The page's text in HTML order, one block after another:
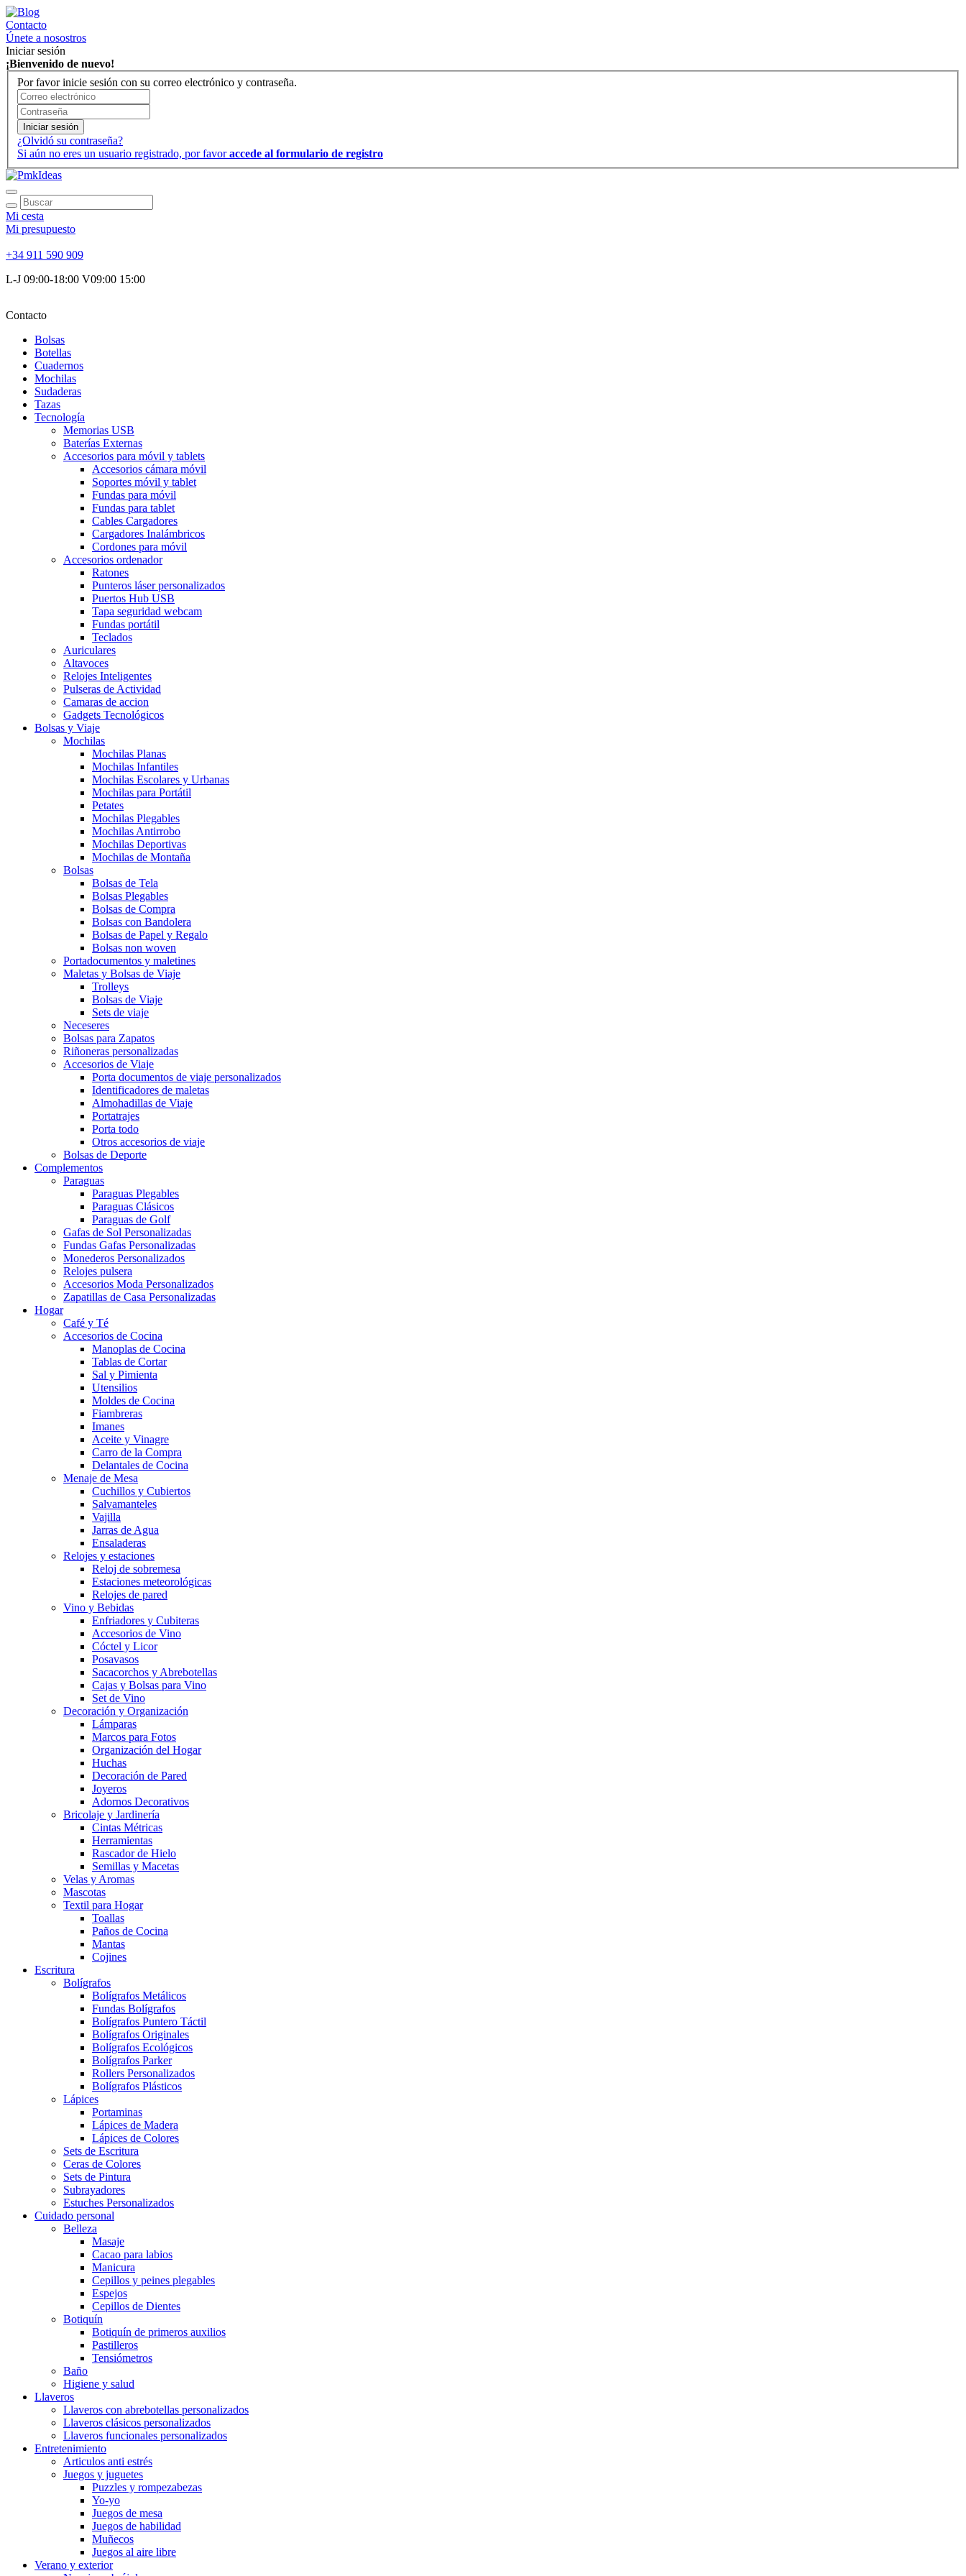
Contacto
Únete a nosostros
Iniciar sesión
¡Bienvenido de nuevo!
Por favor inicie sesión con su correo electrónico y contraseña.
Iniciar sesión
¿Olvidó su contraseña?
Si aún no eres un usuario registrado, por favoraccede al formulario de registro
Mi cesta
Mi presupuesto
+34 911 590 909
L-J 09:00-18:00 V09:00 15:00
Contacto
Bolsas
Botellas
Cuadernos
Mochilas
Sudaderas
Tazas
Tecnología
Memorias USB
Baterías Externas
Accesorios para móvil y tablets
Accesorios cámara móvil
Soportes móvil y tablet
Fundas para móvil
Fundas para tablet
Cables Cargadores
Cargadores Inalámbricos
Cordones para móvil
Accesorios ordenador
Ratones
Punteros láser personalizados
Puertos Hub USB
Tapa seguridad webcam
Fundas portátil
Teclados
Auriculares
Altavoces
Relojes Inteligentes
Pulseras de Actividad
Camaras de accion
Gadgets Tecnológicos
Bolsas y Viaje
Mochilas
Mochilas Planas
Mochilas Infantiles
Mochilas Escolares y Urbanas
Mochilas para Portátil
Petates
Mochilas Plegables
Mochilas Antirrobo
Mochilas Deportivas
Mochilas de Montaña
Bolsas
Bolsas de Tela
Bolsas Plegables
Bolsas de Compra
Bolsas con Bandolera
Bolsas de Papel y Regalo
Bolsas non woven
Portadocumentos y maletines
Maletas y Bolsas de Viaje
Trolleys
Bolsas de Viaje
Sets de viaje
Neceseres
Bolsas para Zapatos
Riñoneras personalizadas
Accesorios de Viaje
Porta documentos de viaje personalizados
Identificadores de maletas
Almohadillas de Viaje
Portatrajes
Porta todo
Otros accesorios de viaje
Bolsas de Deporte
Complementos
Paraguas
Paraguas Plegables
Paraguas Clásicos
Paraguas de Golf
Gafas de Sol Personalizadas
Fundas Gafas Personalizadas
Monederos Personalizados
Relojes pulsera
Accesorios Moda Personalizados
Zapatillas de Casa Personalizadas
Hogar
Café y Té
Accesorios de Cocina
Manoplas de Cocina
Tablas de Cortar
Sal y Pimienta
Utensilios
Moldes de Cocina
Fiambreras
Imanes
Aceite y Vinagre
Carro de la Compra
Delantales de Cocina
Menaje de Mesa
Cuchillos y Cubiertos
Salvamanteles
Vajilla
Jarras de Agua
Ensaladeras
Relojes y estaciones
Reloj de sobremesa
Estaciones meteorológicas
Relojes de pared
Vino y Bebidas
Enfriadores y Cubiteras
Accesorios de Vino
Cóctel y Licor
Posavasos
Sacacorchos y Abrebotellas
Cajas y Bolsas para Vino
Set de Vino
Decoración y Organización
Lámparas
Marcos para Fotos
Organización del Hogar
Huchas
Decoración de Pared
Joyeros
Adornos Decorativos
Bricolaje y Jardinería
Cintas Métricas
Herramientas
Rascador de Hielo
Semillas y Macetas
Velas y Aromas
Mascotas
Textil para Hogar
Toallas
Paños de Cocina
Mantas
Cojines
Escritura
Bolígrafos
Bolígrafos Metálicos
Fundas Bolígrafos
Bolígrafos Puntero Táctil
Bolígrafos Originales
Bolígrafos Ecológicos
Bolígrafos Parker
Rollers Personalizados
Bolígrafos Plásticos
Lápices
Portaminas
Lápices de Madera
Lápices de Colores
Sets de Escritura
Ceras de Colores
Sets de Pintura
Subrayadores
Estuches Personalizados
Cuidado personal
Belleza
Masaje
Cacao para labios
Manicura
Cepillos y peines plegables
Espejos
Cepillos de Dientes
Botiquín
Botiquín de primeros auxilios
Pastilleros
Tensiómetros
Baño
Higiene y salud
Llaveros
Llaveros con abrebotellas personalizados
Llaveros clásicos personalizados
Llaveros funcionales personalizados
Entretenimiento
Articulos anti estrés
Juegos y juguetes
Puzzles y rompezabezas
Yo-yo
Juegos de mesa
Juegos de habilidad
Muñecos
Juegos al aire libre
Verano y exterior